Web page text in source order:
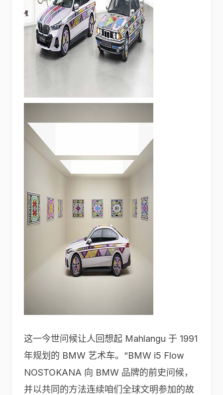
这一今世问候让人回想起 Mahlangu 于 1991
年规划的 BMW 艺术车。“BMW i5 Flow
NOSTOKANA 向 BMW 品牌的前史问候，
并以共同的方法连续咱们全球文明参加的故